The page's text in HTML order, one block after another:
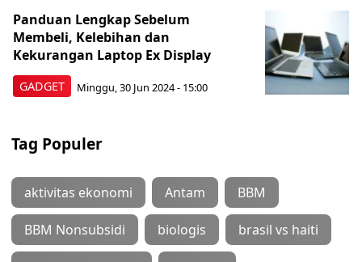
GADGET
Panduan Lengkap Sebelum
Membeli, Kelebihan dan
Kekurangan Laptop Ex Display
Minggu, 30 Jun 2024 - 15:00
Tag Populer
aktivitas ekonomi Antam BBM
BBM Nonsubsidi biologis brasil vs haiti